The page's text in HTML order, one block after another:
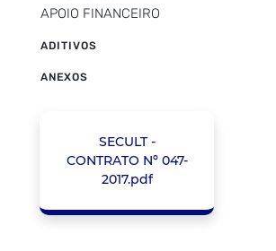
APOIO FINANCEIRO
ADITIVOS
ANEXOS
SECULT -
CONTRATO Nº 047-
2017.pdf